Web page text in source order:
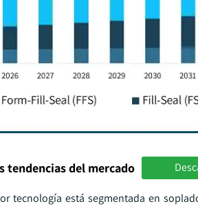
tendencias del mercado
tecnología está segmentada en